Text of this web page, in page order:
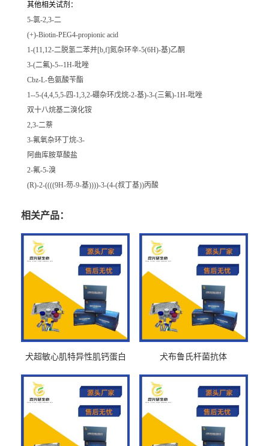
其他相关试剂：
5-氯-2,3-二
(+)-Biotin-PEG4-propionic acid
1-(11,12-二脱氢二苯并[b,f]氮杂环辛-5(6H)-基)乙酮
3-(二氟)-5--1H-吡唑
Cbz-L-色氨酸苄酯
1--5-(4,4,5,5-四-1,3,2-硼杂环戊烷-2-基)-3-(三氟)-1H-吡唑
双十八烷基二溴化铵
2,3-二萘
3-氟氧杂环丁烷-3-
阿曲库胺草酸盐
2-氟-5-溴
(R)-2-((((9H-芴-9-基))))-3-(4-(叔丁基))丙酸
相关产品：
犬超敏心肌特异性肌钙蛋白
犬布鲁氏杆菌抗体